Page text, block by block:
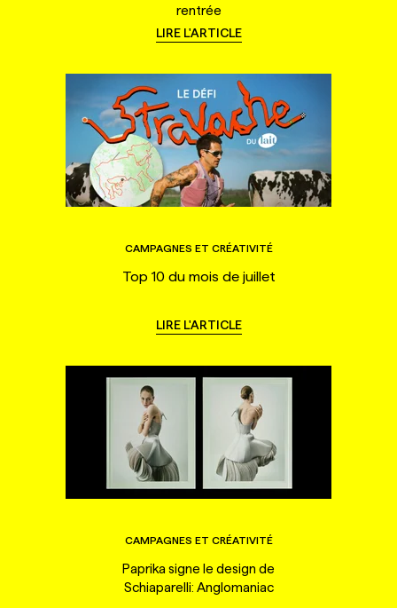
rentrée
LIRE L'ARTICLE
CAMPAGNES ET CRÉATIVITÉ
Top 10 du mois de juillet
LIRE L'ARTICLE
CAMPAGNES ET CRÉATIVITÉ
Paprika signe le design de
Schiaparelli: Anglomaniac